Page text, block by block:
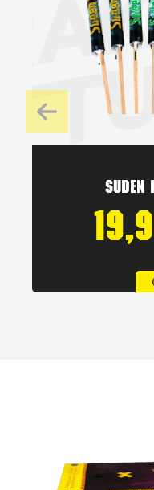
Suden